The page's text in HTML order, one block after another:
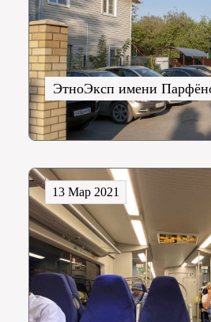
ЭтноЭксп имени
13 Мар 2021